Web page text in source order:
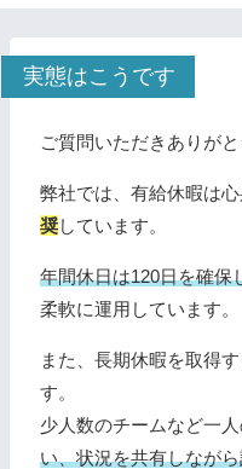
実態はこうです
ご質問いただきありがと
弊社では、有給休暇は
奨しています。
年間休日は120日を確保
柔軟に運用しています。
また、長期休暇を取得
す。
少人数のチームなど一
い、状況を共有しなが